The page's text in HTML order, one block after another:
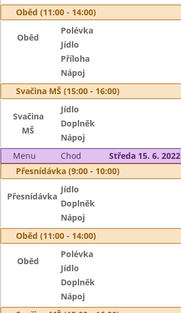
Oběd (11:00 - 14:00)
Oběd
Polévka
Jídlo
Příloha
Nápoj
Svačina MŠ (15:00 - 16:00)
Svačina
MŠ
Jídlo
Doplněk
Nápoj
Menu
Chod
Středa 15. 6. 2022
Přesnídávka (9:00 - 10:00)
Přesnídávka
Jídlo
Doplněk
Nápoj
Oběd (11:00 - 14:00)
Oběd
Polévka
Jídlo
Doplněk
Nápoj